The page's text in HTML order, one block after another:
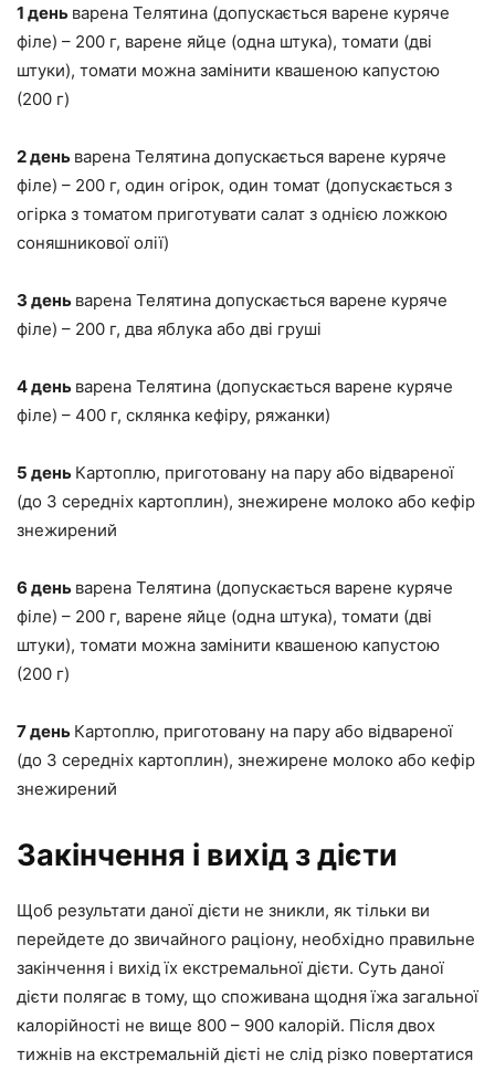
1 день варена Телятина (допускається варене куряче
філе) – 200 г, варене яйце (одна штука), томати (дві
штуки), томати можна замінити квашеною капустою
(200 г)
2 день варена Телятина допускається варене куряче
філе) – 200 г, один огірок, один томат (допускається з
огірка з томатом приготувати салат з однією ложкою
соняшникової олії)
3 день варена Телятина допускається варене куряче
філе) – 200 г, два яблука або дві груші
4 день варена Телятина (допускається варене куряче
філе) – 400 г, склянка кефіру, ряжанки)
5 день Картоплю, приготовану на пару або відвареної
(до 3 середніх картоплин), знежирене молоко або кефір
знежирений
6 день варена Телятина (допускається варене куряче
філе) – 200 г, варене яйце (одна штука), томати (дві
штуки), томати можна замінити квашеною капустою
(200 г)
7 день Картоплю, приготовану на пару або відвареної
(до 3 середніх картоплин), знежирене молоко або кефір
знежирений
Закінчення і вихід з дієти
Щоб результати даної дієти не зникли, як тільки ви
перейдете до звичайного раціону, необхідно правильне
закінчення і вихід їх екстремальної дієти. Суть даної
дієти полягає в тому, що споживана щодня їжа загальної
калорійності не вище 800 – 900 калорій. Після двох
тижнів на екстремальній дієті не слід різко повертатися